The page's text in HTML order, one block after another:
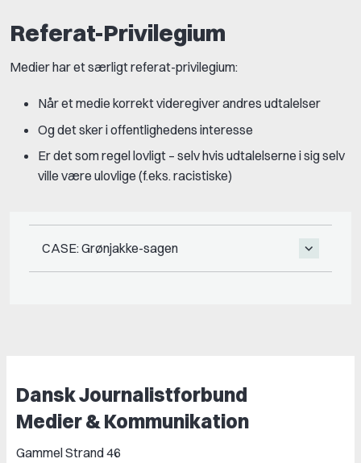
Referat-Privilegium
Medier har et særligt referat-privilegium:
Når et medie korrekt videregiver andres udtalelser
Og det sker i offentlighedens interesse
Er det som regel lovligt – selv hvis udtalelserne i sig selv
ville være ulovlige (f.eks. racistiske)
CASE: Grønjakke-sagen
Dansk Journalistforbund
Medier & Kommunikation
Gammel Strand 46